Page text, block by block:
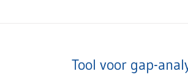
Tool voor gap-